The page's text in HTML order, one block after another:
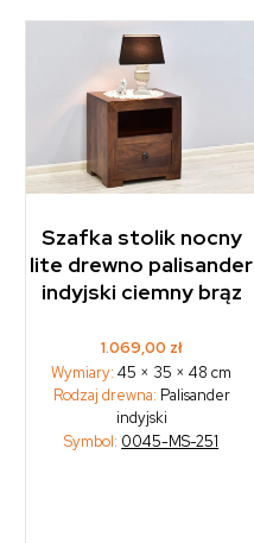
Szafka stolik nocny
lite drewno palisander
indyjski ciemny brąz
1.069,00 zł
Wymiary:45 × 35 × 48 cm
Rodzaj drewna: Palisander
indyjski
Symbol: 0045-MS-251